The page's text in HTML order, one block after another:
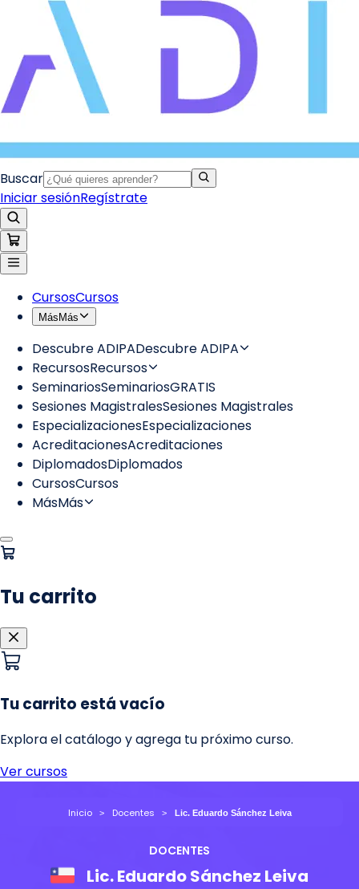
Inicio Docentes Lic. Eduardo Sánchez Leiva
DOCENTES
Lic. Eduardo Sánchez Leiva